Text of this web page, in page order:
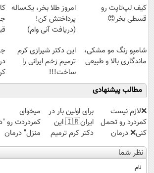
کیف لپ‌تاپت رو
قسطی بخر😍
امروز طلا بخر، یک‌ساله
پرداختش کن!
(دریافت آنی وام)
شامپو رنگ مو مشکی،
ماندگاری بالا و طبیعی
این دکتر شیرازی کرم
ترمیم زخم ایرانی را
ساخت!!!
مطالب پیشنهادی
❌لازم نیست
کمردرد رو تحمل
کنی❌ درمان
بدون جراحی و
قرص
(پرسشنامه)
برای اولین بار در
ایران🇮🇷 این
دکتر کرم ترمیم
کننده 23 روزه
ساخت!
میخوای
کمردردت رو
منزل" درمان
کنی؟ (◂فیلم
◂پرسش‌نامه)
نظر شما
نام